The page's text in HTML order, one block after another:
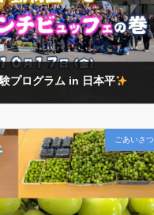
プログラム in 日本平
きました…！ 早朝からご対応を
庭とご家族の皆々様…連携施設の
さんの笑顔をつくるお手伝いに
…
「働く！」「遊ぶ！」
ごあいさつ